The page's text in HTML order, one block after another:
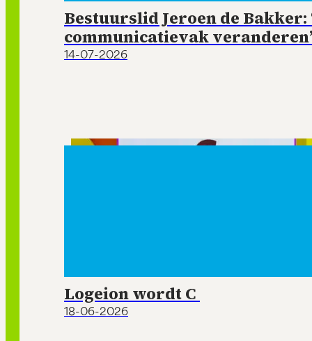
Bestuurslid Jeroen de Bakker:
communicatievak
14-07-2026
Logeion wordt C
18-06-2026